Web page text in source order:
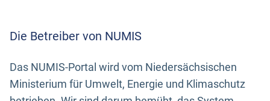
Die Betreiber von NUMIS
Das NUMIS-Portal wird vom Niedersächsischen
Ministerium für Umwelt, Energie und Klimaschutz